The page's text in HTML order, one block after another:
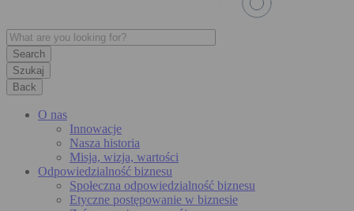
Szukaj
Back
O nas
Innowacje
Nasza historia
Misja, wizja, wartości
Odpowiedzialność biznesu
Społeczna odpowiedzialność biznesu
Etyczne postępowanie w biznesie